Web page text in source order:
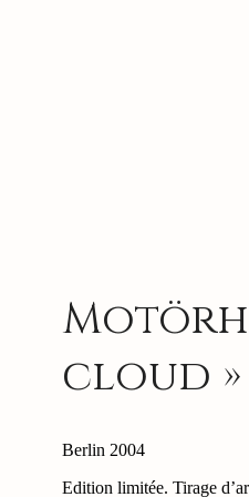
cloud »
Berlin 2004
Edition limitée. Tirage